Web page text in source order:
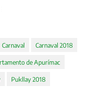
Carnaval Carnaval 2018
de Apurímac
Pukllay 2018